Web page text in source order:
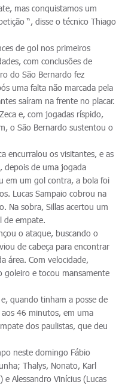
mas conquistamos um
“, disse o técnico Thiago
de gol nos primeiros
com conclusões de
do São Bernardo fez
uma falta não marcada pela
saíram na frente no placar.
e, com jogadas ríspido,
o São Bernardo sustentou o
encurralou os visitantes, e as
depois de uma jogada
em um gol contra, a bola foi
Lucas Sampaio cobrou na
Na sobra, Sillas acertou um
de empate.
o ataque, buscando o
de cabeça para encontrar
área. Com velocidade,
goleiro e tocou mansamente
quando tinham a posse de
46 minutos, em uma
dos paulistas, que deu
neste domingo Fábio
Thalys, Nonato, Karl
Alessandro Vinícius (Lucas